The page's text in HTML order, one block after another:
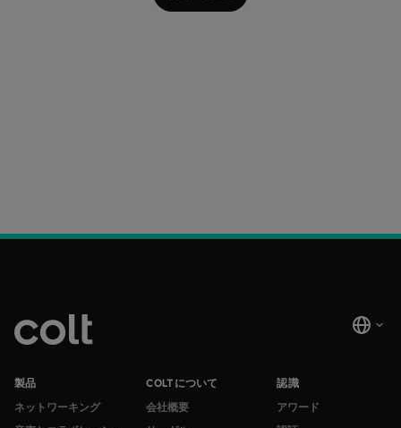
製品
ネットワーキング
COLTについて
会社概要
認識
アワード